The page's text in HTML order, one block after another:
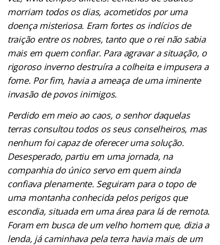
morriam todos os dias, acometidos por uma
doença misteriosa. Eram fortes os indícios de
traição entre os nobres, tanto que o rei não sabia
mais em quem confiar. Para agravar a situação, o
rigoroso inverno destruíra a colheita e impusera a
fome. Por fim, havia a ameaça de uma iminente
invasão de povos inimigos.
Perdido em meio ao caos, o senhor daquelas
terras consultou todos os seus conselheiros, mas
nenhum foi capaz de oferecer uma solução.
Desesperado, partiu em uma jornada, na
companhia do único servo em quem ainda
confiava plenamente. Seguiram para o topo de
uma montanha conhecida pelos perigos que
escondia, situada em uma área para lá de remota.
Foram em busca de um velho homem que, dizia a
lenda, já caminhava pela terra havia mais de um